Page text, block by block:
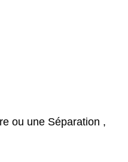
ou une Séparation ,